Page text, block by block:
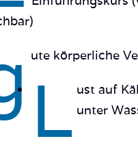
ute körperliche
L ust auf
unter